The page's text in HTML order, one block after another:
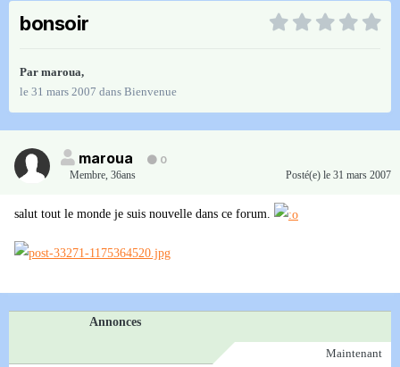
bonsoir
Par maroua,
le 31 mars 2007 dans Bienvenue
maroua
0
Membre, 36ans Posté(e) le 31 mars 2007
salut tout le monde je suis nouvelle dans ce forum.
Annonces
Maintenant